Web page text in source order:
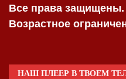
Все права защищены.
Возрастное
НАШ ПЛЕЕР В ТВОЕМ